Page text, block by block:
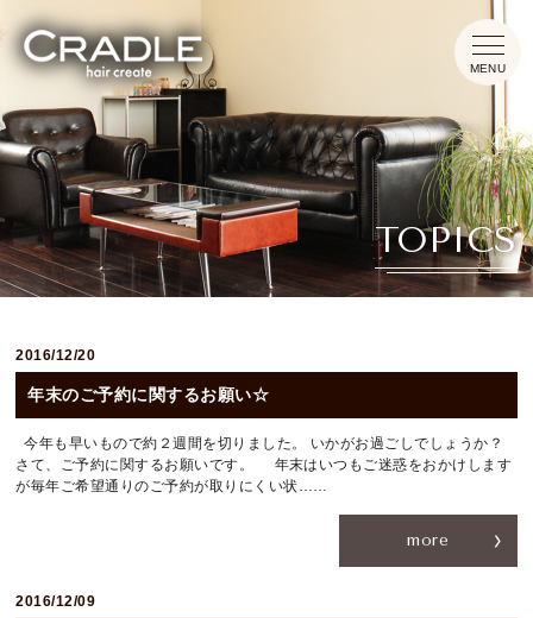
TOPICS
2016/12/20
年末のご予約に関するお願い☆
今年も早いもので約２週間を切りました。 いかがお過ごしでしょうか？
さて、ご予約に関するお願いです。 年末はいつもご迷惑をおかけします
が毎年ご希望通りのご予約が取りにくい状……
more
2016/12/09
HOME
CONCEPT
INFORMATION